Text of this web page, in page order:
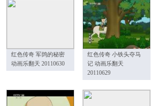
红色传奇 军鸽的秘密
动画乐翻天 20110630
红色传奇 小铁头夺马
记 动画乐翻天
20110629